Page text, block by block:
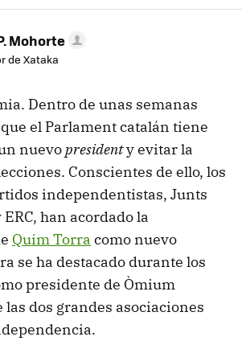
Mohorte
de Xataka
Dentro de unas semanas
el Parlament catalán tiene
nuevopresidenty evitar la
Conscientes de ello, los
independentistas, Junts
han acordado la
Quim Torra como nuevo
se ha destacado durante los
presidente de Òmium
las dos grandes asociaciones